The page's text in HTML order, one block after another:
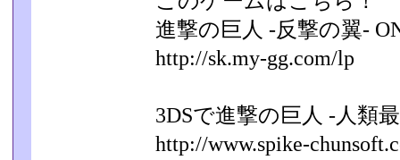
進撃の巨人 -反撃の翼-
http://sk.my-gg.com/lp
3DSで進撃の巨人 -人類
http://www.spike-